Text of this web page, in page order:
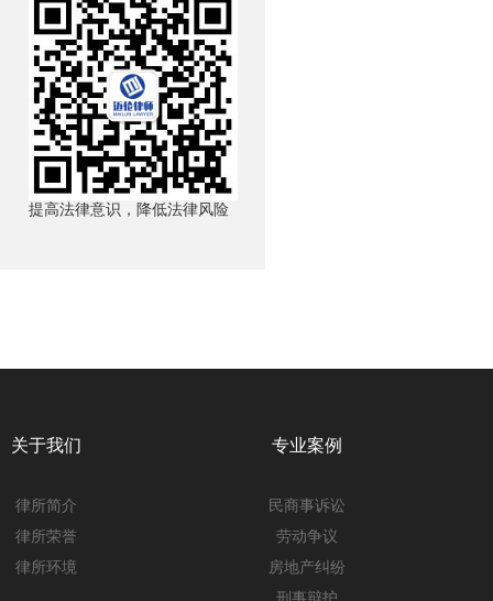
提高法律意识，降低法律风险
关于我们
律所简介
律所荣誉
律所环境
专业案例
民商事诉讼
劳动争议
房地产纠纷